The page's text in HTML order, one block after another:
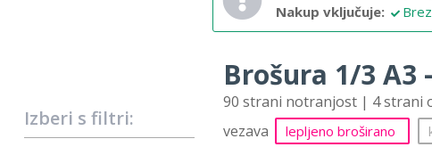
Izberi s filtri:
Nakup vključuje:
Brošura 1/3
90 strani notranjost | 4 strani
vezava
lepljeno broširano